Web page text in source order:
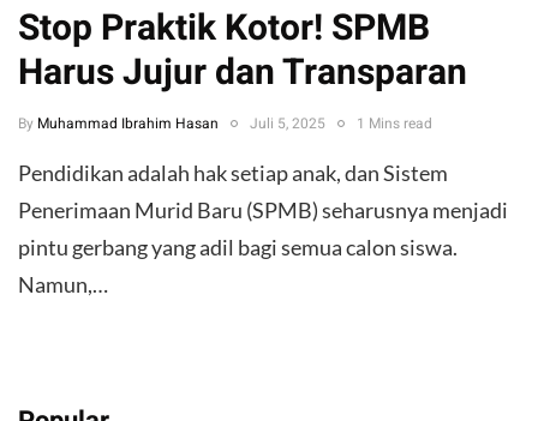
Stop Praktik Kotor! SPMB
Harus Jujur dan Transparan
By Muhammad Ibrahim Hasan Juli 5, 2025 1 Mins read
Pendidikan adalah hak setiap anak, dan Sistem
Penerimaan Murid Baru (SPMB) seharusnya menjadi
pintu gerbang yang adil bagi semua calon siswa.
Namun,…